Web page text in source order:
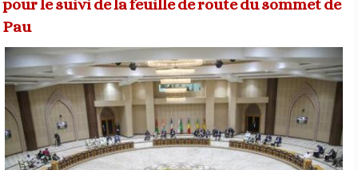
pour le suivi de la feuille de route du sommet de
Pau